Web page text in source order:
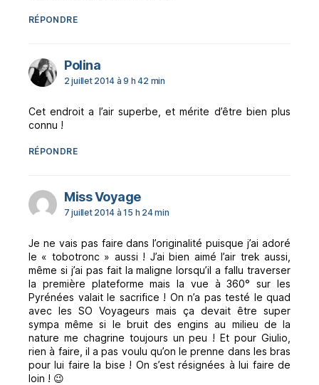
RÉPONDRE
Polinadit :
2 juillet 2014 à 9 h 42 min
Cet endroit a l’air superbe, et mérite d’être bien plus
connu !
RÉPONDRE
Miss Voyagedit :
7 juillet 2014 à 15 h 24 min
Je ne vais pas faire dans l’originalité puisque j’ai adoré
le « tobotronc » aussi ! J’ai bien aimé l’air trek aussi,
même si j’ai pas fait la maligne lorsqu’il a fallu traverser
la première plateforme mais la vue à 360° sur les
Pyrénées valait le sacrifice ! On n’a pas testé le quad
avec les SO Voyageurs mais ça devait être super
sympa même si le bruit des engins au milieu de la
nature me chagrine toujours un peu ! Et pour Giulio,
rien à faire, il a pas voulu qu’on le prenne dans les bras
pour lui faire la bise ! On s’est résignées à lui faire de
loin ! 😉